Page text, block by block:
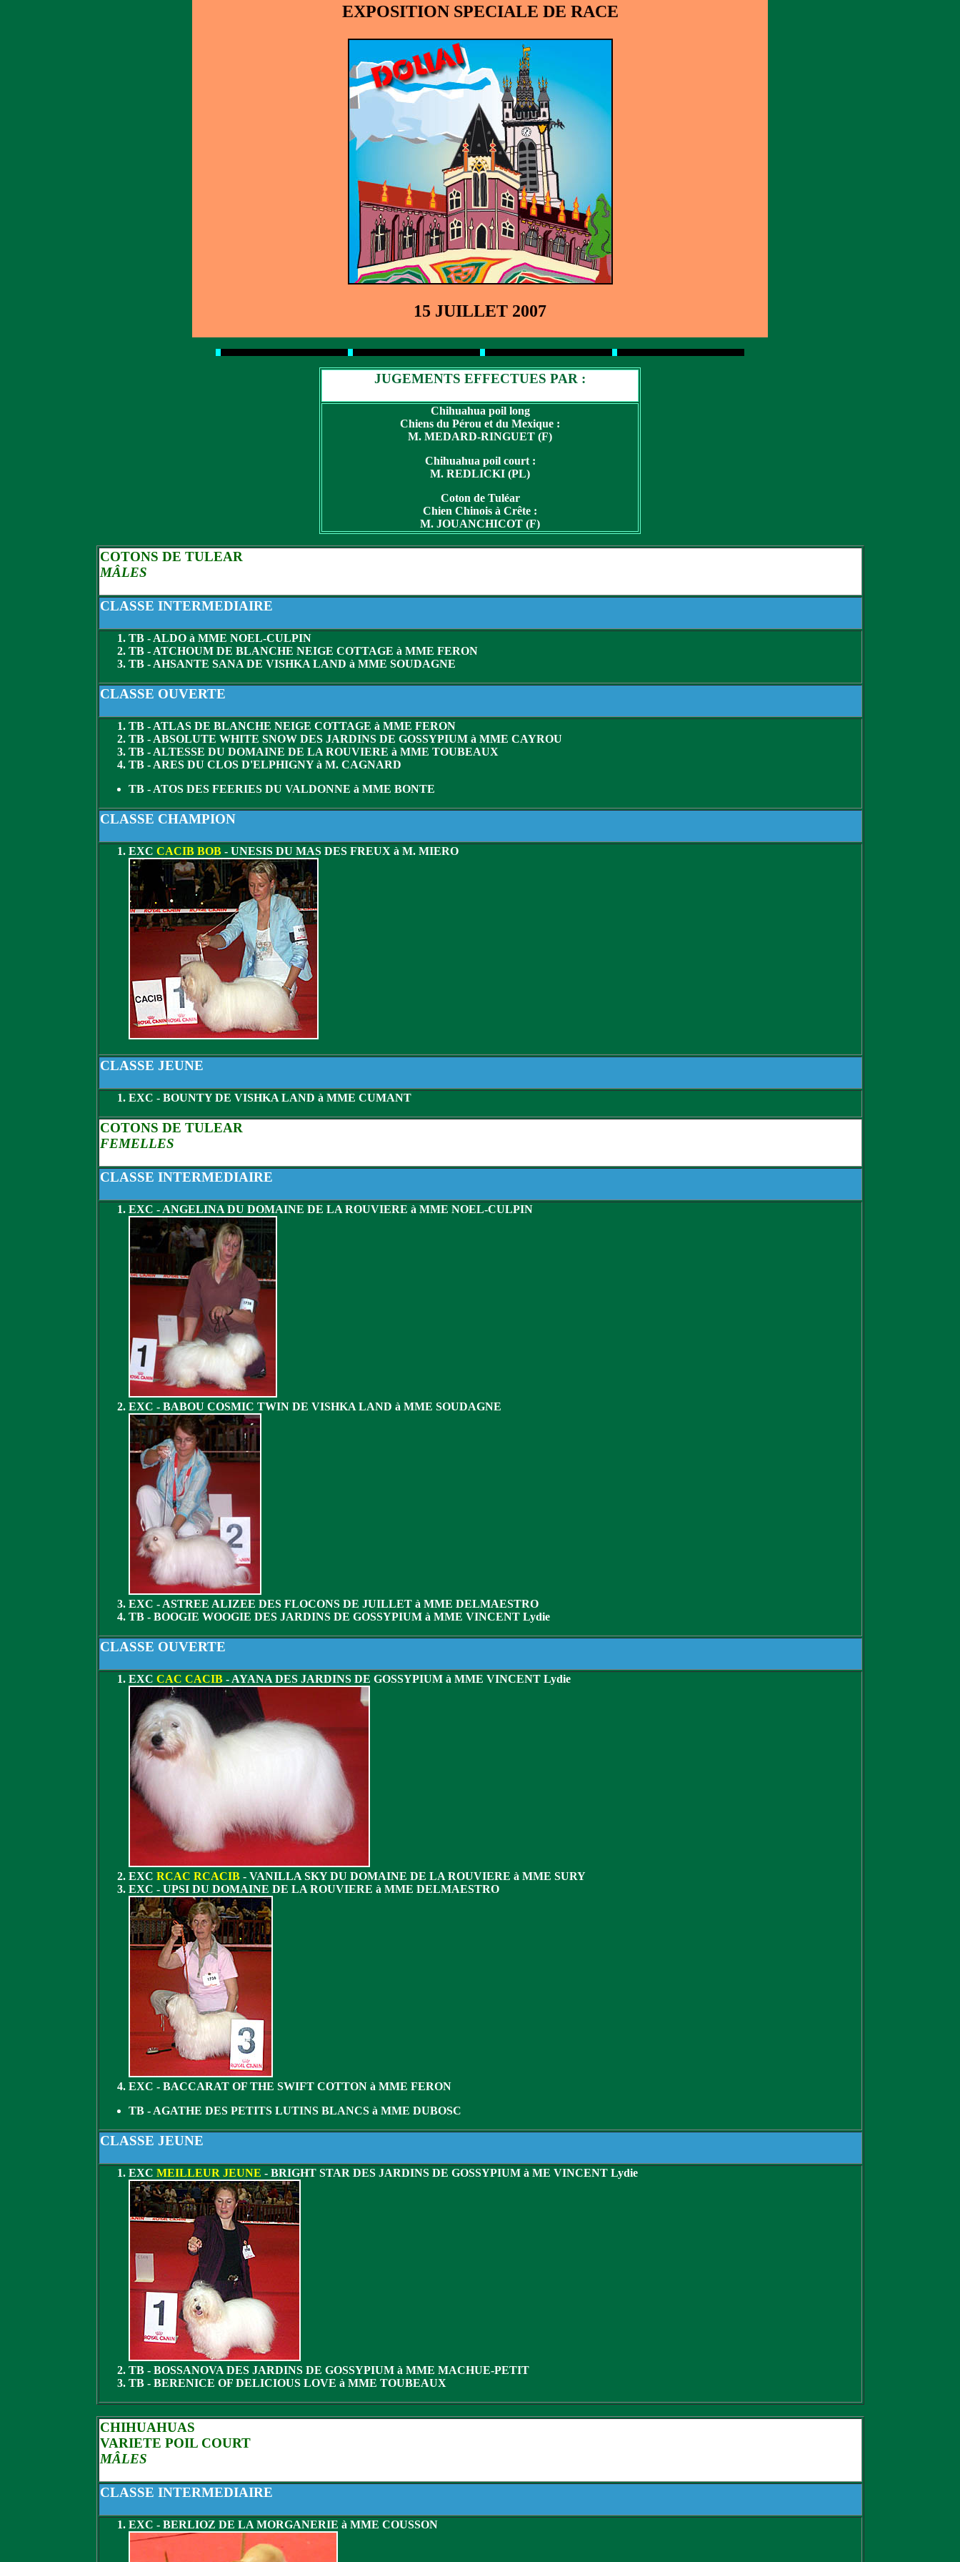
EXPOSITION SPECIALE DE RACE
15 JUILLET 2007
JUGEMENTS EFFECTUES PAR :
Chihuahua poil long
Chiens du Pérou et du Mexique :
M. MEDARD-RINGUET (F)
Chihuahua poil court :
M. REDLICKI (PL)
Coton de Tuléar
Chien Chinois à Crête :
M. JOUANCHICOT (F)
COTONS DE TULEAR
MÂLES
CLASSE INTERMEDIAIRE
TB - ALDO à MME NOEL-CULPIN
TB - ATCHOUM DE BLANCHE NEIGE COTTAGE à MME FERON
TB - AHSANTE SANA DE VISHKA LAND à MME SOUDAGNE
CLASSE OUVERTE
TB - ATLAS DE BLANCHE NEIGE COTTAGE à MME FERON
TB - ABSOLUTE WHITE SNOW DES JARDINS DE GOSSYPIUM à MME CAYROU
TB - ALTESSE DU DOMAINE DE LA ROUVIERE à MME TOUBEAUX
TB - ARES DU CLOS D'ELPHIGNY à M. CAGNARD
TB - ATOS DES FEERIES DU VALDONNE à MME BONTE
CLASSE CHAMPION
EXC CACIB BOB- UNESIS DU MAS DES FREUX à M. MIERO
CLASSE JEUNE
EXC - BOUNTY DE VISHKA LAND à MME CUMANT
COTONS DE TULEAR
FEMELLES
CLASSE INTERMEDIAIRE
EXC - ANGELINA DU DOMAINE DE LA ROUVIERE à MME NOEL-CULPIN
EXC - BABOU COSMIC TWIN DE VISHKA LAND à MME SOUDAGNE
EXC - ASTREE ALIZEE DES FLOCONS DE JUILLET à MME DELMAESTRO
TB - BOOGIE WOOGIE DES JARDINS DE GOSSYPIUM à MME VINCENT Lydie
CLASSE OUVERTE
EXC CAC CACIB- AYANA DES JARDINS DE GOSSYPIUM à MME VINCENT Lydie
EXC RCAC RCACIB- VANILLA SKY DU DOMAINE DE LA ROUVIERE à MME SURY
EXC - UPSI DU DOMAINE DE LA ROUVIERE à MME DELMAESTRO
EXC - BACCARAT OF THE SWIFT COTTON à MME FERON
TB - AGATHE DES PETITS LUTINS BLANCS à MME DUBOSC
CLASSE JEUNE
EXC MEILLEUR JEUNE - BRIGHT STAR DES JARDINS DE GOSSYPIUM à ME VINCENT Lydie
TB - BOSSANOVA DES JARDINS DE GOSSYPIUM à MME MACHUE-PETIT
TB - BERENICE OF DELICIOUS LOVE à MME TOUBEAUX
CHIHUAHUAS
VARIETE POIL COURT
MÂLES
CLASSE INTERMEDIAIRE
EXC - BERLIOZ DE LA MORGANERIE à MME COUSSON